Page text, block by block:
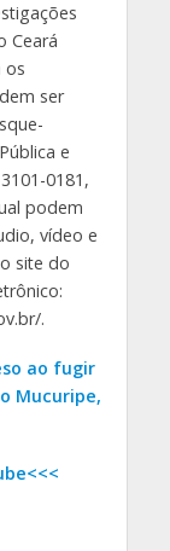
Ceará
os
ser
e
0181,
podem
vídeo e
site do
.
ao fugir
Mucuripe,